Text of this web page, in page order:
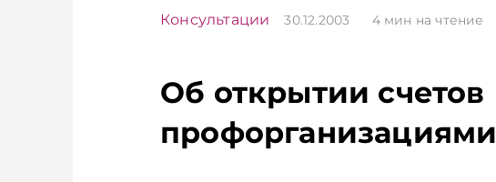
Консультации
30.12.2003 4 мин на чтение
Об открытии счетов
профорганизациями